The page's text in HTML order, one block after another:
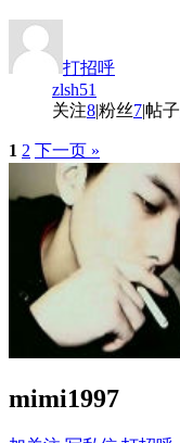
打招呼
zlsh51
关注8|粉丝7|帖子
1 2 下一页 »
mimi1997